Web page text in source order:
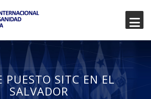
PUESTO SITC EN EL
SALVADOR